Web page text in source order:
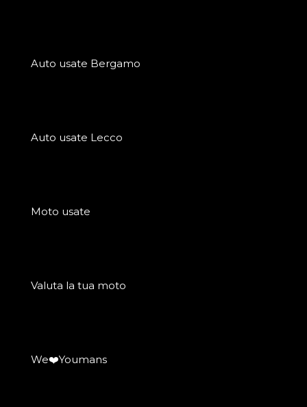
Auto usate Bergamo
Auto usate Lecco
Moto usate
Valuta la tua moto
We❤️Youmans